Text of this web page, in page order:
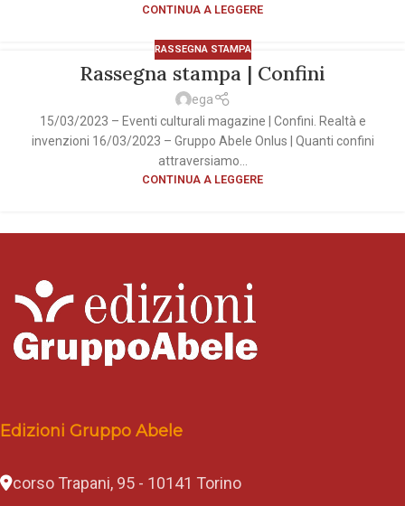
CONTINUA A LEGGERE
RASSEGNA STAMPA
Rassegna stampa | Confini
ega
15/03/2023 – Eventi culturali magazine | Confini. Realtà e
invenzioni 16/03/2023 – Gruppo Abele Onlus | Quanti confini
attraversiamo...
CONTINUA A LEGGERE
Edizioni Gruppo Abele
corso Trapani, 95 - 10141 Torino